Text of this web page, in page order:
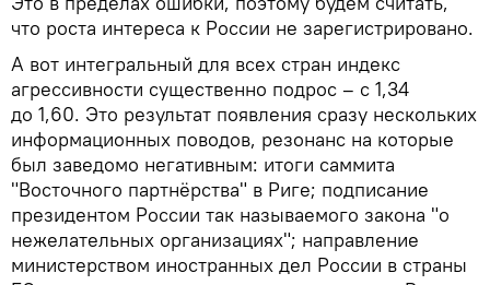
что роста интереса к России не зарегистрировано.
А вот интегральный для всех стран индекс
агрессивности существенно подрос – с 1,34
до 1,60. Это результат появления сразу нескольких
информационных поводов, резонанс на которые
был заведомо негативным: итоги саммита
"Восточного партнёрства" в Риге; подписание
президентом России так называемого закона "о
нежелательных организациях"; направление
министерством иностранных дел России в страны